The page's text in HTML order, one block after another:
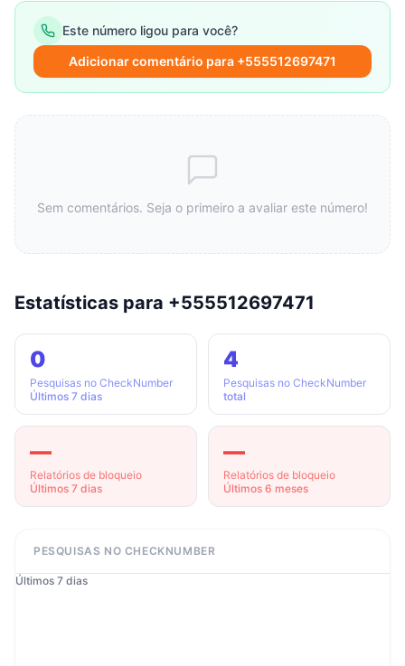
Este número ligou para você?
Adicionar comentário para +555512697471
Sem comentários. Seja o primeiro a avaliar este número!
Estatísticas para +555512697471
0
Pesquisas no CheckNumber
Últimos 7 dias
4
Pesquisas no CheckNumber
total
—
Relatórios de bloqueio
Últimos 7 dias
—
Relatórios de bloqueio
Últimos 6 meses
PESQUISAS NO CHECKNUMBER
Últimos 7 dias